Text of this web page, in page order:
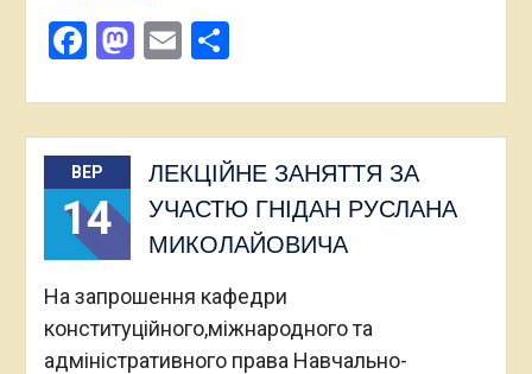
Facebook
Mastodon
EmailПоділитися
ВЕР
14
ЛЕКЦІЙНЕ ЗАНЯТТЯ ЗА
УЧАСТЮ ГНІДАН РУСЛАНА
МИКОЛАЙОВИЧА
На запрошення кафедри
конституційного,міжнародного та
адміністративного права Навчально-